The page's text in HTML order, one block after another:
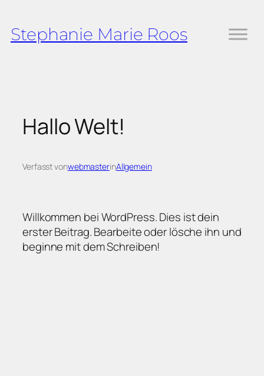
Inhalt
springen
Stephanie Marie Roos
Hallo Welt!
Verfasst vonwebmasterinAllgemein
Willkommen bei WordPress. Dies ist dein
erster Beitrag. Bearbeite oder lösche ihn und
beginne mit dem Schreiben!